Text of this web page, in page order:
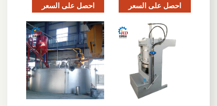
احصل على السعر احصل على السعر